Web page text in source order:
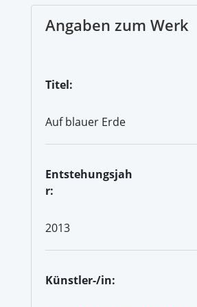
Angaben zum Werk
Titel:
Auf blauer Erde
Entstehungsjah
r:
2013
Künstler-/in: